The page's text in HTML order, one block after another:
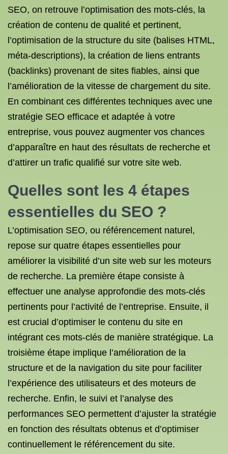
SEO, on retrouve l’optimisation des mots-clés, la
création de contenu de qualité et pertinent,
l’optimisation de la structure du site (balises HTML,
méta-descriptions), la création de liens entrants
(backlinks) provenant de sites fiables, ainsi que
l’amélioration de la vitesse de chargement du site.
En combinant ces différentes techniques avec une
stratégie SEO efficace et adaptée à votre
entreprise, vous pouvez augmenter vos chances
d’apparaître en haut des résultats de recherche et
d’attirer un trafic qualifié sur votre site web.
Quelles sont les 4 étapes
essentielles du SEO ?
L’optimisation SEO, ou référencement naturel,
repose sur quatre étapes essentielles pour
améliorer la visibilité d’un site web sur les moteurs
de recherche. La première étape consiste à
effectuer une analyse approfondie des mots-clés
pertinents pour l’activité de l’entreprise. Ensuite, il
est crucial d’optimiser le contenu du site en
intégrant ces mots-clés de manière stratégique. La
troisième étape implique l’amélioration de la
structure et de la navigation du site pour faciliter
l’expérience des utilisateurs et des moteurs de
recherche. Enfin, le suivi et l’analyse des
performances SEO permettent d’ajuster la stratégie
en fonction des résultats obtenus et d’optimiser
continuellement le référencement du site.